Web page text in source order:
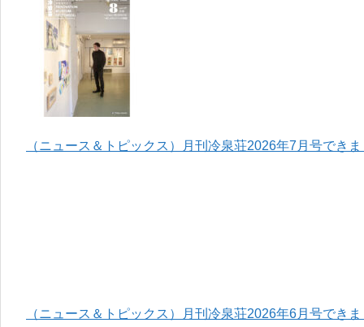
（ニュース＆トピックス）月刊冷泉荘2026年7月号でき
（ニュース＆トピックス）月刊冷泉荘2026年6月号でき